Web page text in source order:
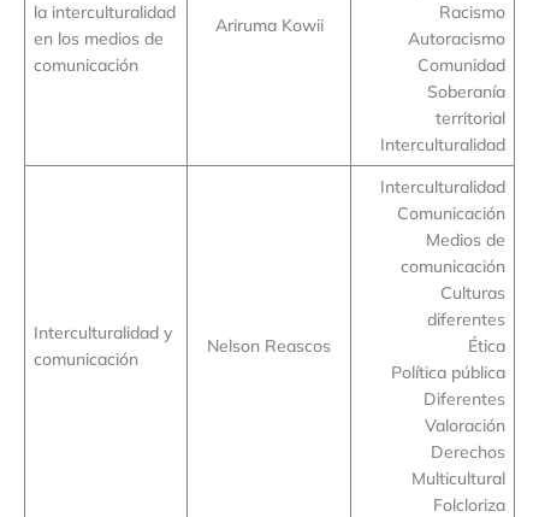
la interculturalidad
en los medios de
comunicación
Ariruma Kowii
Racismo
Autoracismo
Comunidad
Soberanía
territorial
Interculturalidad
Interculturalidad y
comunicación
Nelson Reascos
Interculturalidad
Comunicación
Medios de
comunicación
Culturas
diferentes
Ética
Política pública
Diferentes
Valoración
Derechos
Multicultural
Folcloriza